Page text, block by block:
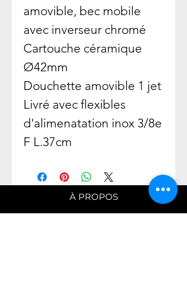
amovible, bec mobile
avec inverseur chromé
Cartouche céramique
Ø42mm
Douchette amovible 1 jet
Livré avec flexibles
d'alimenatation inox 3/8e
F L.37cm
À PROPOS